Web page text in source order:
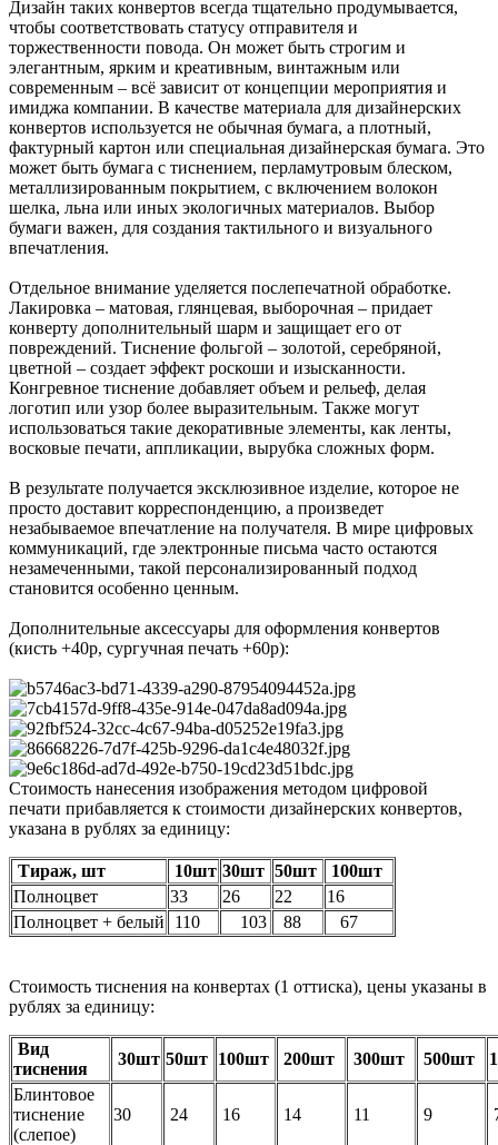
Дизайн таких конвертов всегда тщательно продумывается,
чтобы соответствовать статусу отправителя и
торжественности повода. Он может быть строгим и
элегантным, ярким и креативным, винтажным или
современным – всё зависит от концепции мероприятия и
имиджа компании. В качестве материала для дизайнерских
конвертов используется не обычная бумага, а плотный,
фактурный картон или специальная дизайнерская бумага. Это
может быть бумага с тиснением, перламутровым блеском,
металлизированным покрытием, с включением волокон
шелка, льна или иных экологичных материалов. Выбор
бумаги важен, для создания тактильного и визуального
впечатления.
Отдельное внимание уделяется послепечатной обработке.
Лакировка – матовая, глянцевая, выборочная – придает
конверту дополнительный шарм и защищает его от
повреждений. Тиснение фольгой – золотой, серебряной,
цветной – создает эффект роскоши и изысканности.
Конгревное тиснение добавляет объем и рельеф, делая
логотип или узор более выразительным. Также могут
использоваться такие декоративные элементы, как ленты,
восковые печати, аппликации, вырубка сложных форм.
В результате получается эксклюзивное изделие, которое не
просто доставит корреспонденцию, а произведет
незабываемое впечатление на получателя. В мире цифровых
коммуникаций, где электронные письма часто остаются
незамеченными, такой персонализированный подход
становится особенно ценным.
Дополнительные аксессуары для оформления конвертов
(кисть +40р, сургучная печать +60р):
Стоимость нанесения изображения методом цифровой
печати прибавляется к стоимости дизайнерских конвертов,
указана в рублях за единицу:
Тираж, шт 10шт 30шт 50шт
100шт
Полноцвет
33 26 22
16
Полноцвет + белый
110 103 88 67
Стоимость тиснения на конвертах (1 оттиска), цены указаны в
рублях за единицу:
Вид
тиснения
30шт 50шт 100шт 200шт 300шт 500шт
Блинтовое
тиснение
(слепое)
30 24 16 14 11 9